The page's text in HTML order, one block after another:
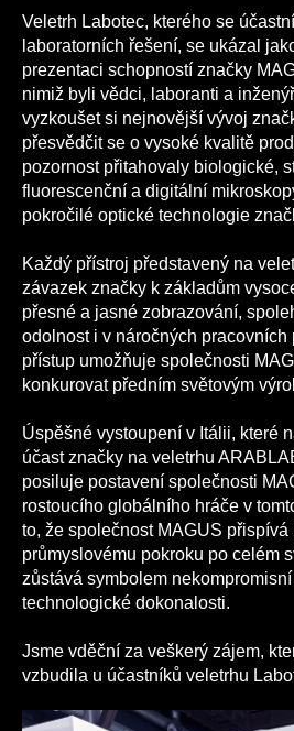
Veletrh Labotec, kterého se
laboratorních řešení, se ukázal
prezentaci schopností značky
nimiž byli vědci, laboranti a
vyzkoušet si nejnovější vývoj
přesvědčit se o vysoké kvalitě
pozornost přitahovaly biologické,
fluorescenční a digitální
pokročilé optické technologie
Každý přístroj představený na
závazek značky k základům
přesné a jasné zobrazování,
odolnost i v náročných pracovních
přístup umožňuje společnosti
konkurovat předním světovým
Úspěšné vystoupení v Itálii, které
účast značky na veletrhu
posiluje postavení společnosti
rostoucího globálního hráče v
to, že společnost MAGUS přispívá
průmyslovému pokroku po celém
zůstává symbolem
technologické dokonalosti.
Jsme vděční za veškerý zájem,
vzbudila u účastníků veletrhu